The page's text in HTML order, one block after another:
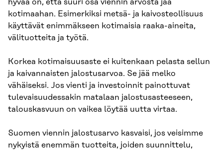
kotimaahan. Esimerkiksi metsä- ja kaivosteollisuus
käyttävät enimmäkseen kotimaisia raaka-aineita,
välituotteita ja työtä.
Korkea kotimaisuusaste ei kuitenkaan pelasta sellun
ja kaivannaisten jalostusarvoa. Se jää melko
vähäiseksi. Jos vienti ja investoinnit painottuvat
tulevaisuudessakin matalaan jalostusasteeseen,
talouskasvuun on vaikea löytää uutta virtaa.
Suomen viennin jalostusarvo kasvaisi, jos veisimme
nykyistä enemmän tuotteita, joiden suunnittelu,